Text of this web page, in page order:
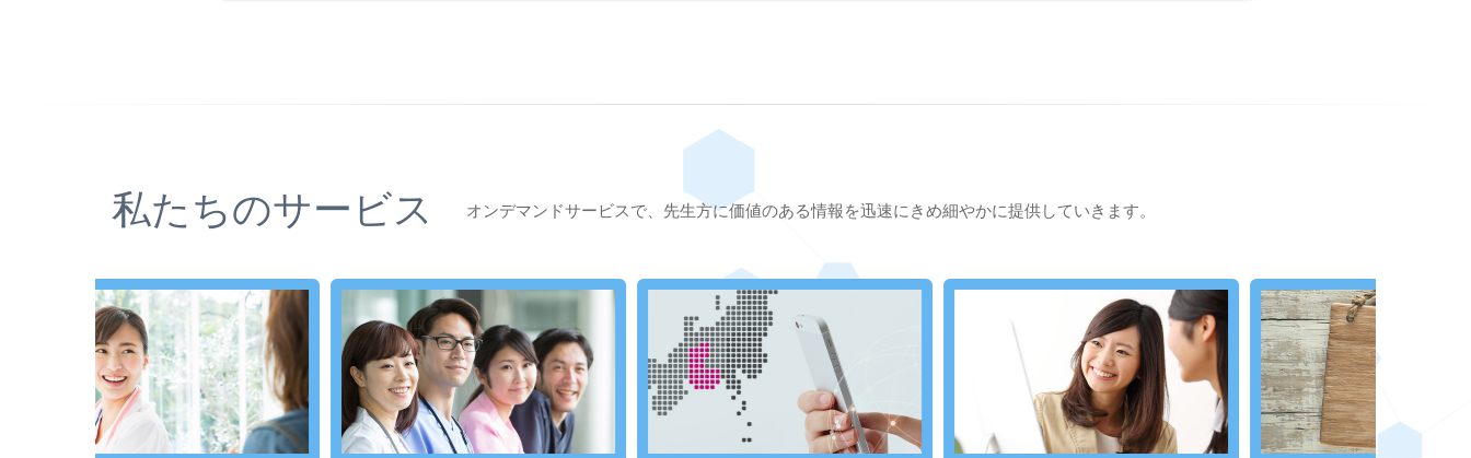
私たちのサービス オンデマンドサービスで、先生方に価値のある情報を迅速にきめ細やかに提供していきます。